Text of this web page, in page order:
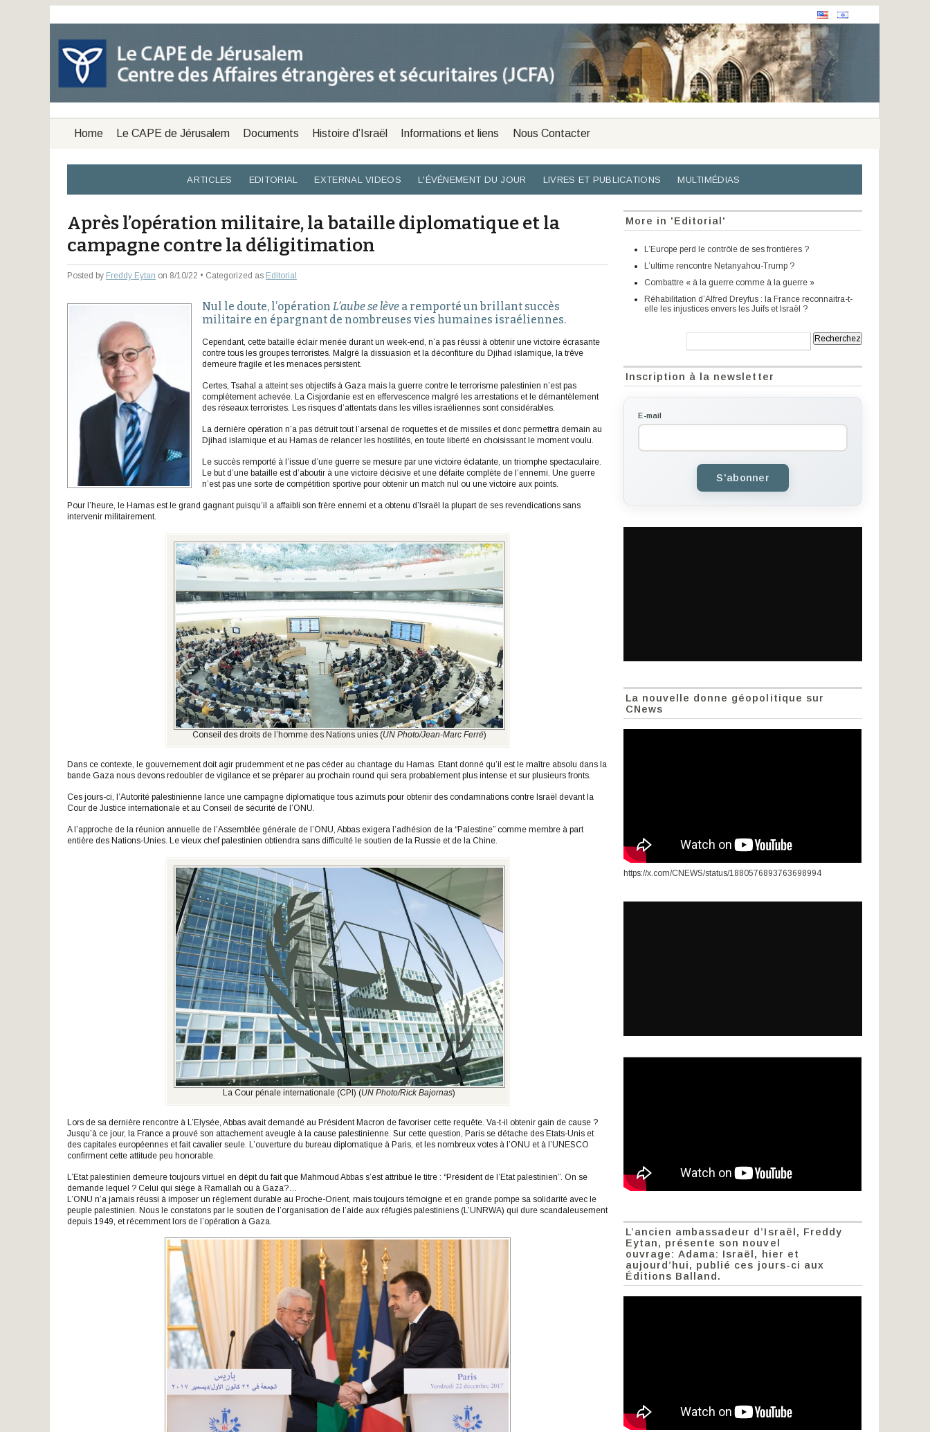
Home Le CAPE de Jérusalem Documents Histoire d’Israël Informations et liens Nous Contacter
ARTICLES EDITORIAL EXTERNAL VIDEOS L'ÉVÉNEMENT DU JOUR LIVRES ET PUBLICATIONS MULTIMÉDIAS
Après l’opération militaire, la bataille diplomatique et la
campagne contre la déligitimation
Posted by Freddy Eytan on 8/10/22 • Categorized as Editorial
Nul le doute, l’opération L’aube se lève a remporté un brillant succès
militaire en épargnant de nombreuses vies humaines israéliennes.
Cependant, cette bataille éclair menée durant un week-end, n’a pas réussi à obtenir une victoire écrasante
contre tous les groupes terroristes. Malgré la dissuasion et la déconfiture du Djihad islamique, la trêve
demeure fragile et les menaces persistent.
Certes, Tsahal a atteint ses objectifs à Gaza mais la guerre contre le terrorisme palestinien n’est pas
complètement achevée. La Cisjordanie est en effervescence malgré les arrestations et le démantèlement
des réseaux terroristes. Les risques d’attentats dans les villes israéliennes sont considérables.
La dernière opération n’a pas détruit tout l’arsenal de roquettes et de missiles et donc permettra demain au
Djihad islamique et au Hamas de relancer les hostilités, en toute liberté en choisissant le moment voulu.
Le succès remporté à l’issue d’une guerre se mesure par une victoire éclatante, un triomphe spectaculaire.
Le but d’une bataille est d’aboutir à une victoire décisive et une défaite complète de l’ennemi. Une guerre
n’est pas une sorte de compétition sportive pour obtenir un match nul ou une victoire aux points.
Pour l’heure, le Hamas est le grand gagnant puisqu’il a affaibli son frère ennemi et a obtenu d’Israël la plupart de ses revendications sans
intervenir militairement.
Conseil des droits de l’homme des Nations unies (UN Photo/Jean-Marc Ferré)
Dans ce contexte, le gouvernement doit agir prudemment et ne pas céder au chantage du Hamas. Etant donné qu’il est le maître absolu dans la
bande Gaza nous devons redoubler de vigilance et se préparer au prochain round qui sera probablement plus intense et sur plusieurs fronts.
Ces jours-ci, l’Autorité palestinienne lance une campagne diplomatique tous azimuts pour obtenir des condamnations contre Israël devant la
Cour de Justice internationale et au Conseil de sécurité de l’ONU.
A l’approche de la réunion annuelle de l’Assemblée générale de l’ONU, Abbas exigera l’adhésion de la “Palestine” comme membre à part
entière des Nations-Unies. Le vieux chef palestinien obtiendra sans difficulté le soutien de la Russie et de la Chine.
La Cour pénale internationale (CPI) (UN Photo/Rick Bajornas)
Lors de sa dernière rencontre à L’Elysée, Abbas avait demandé au Président Macron de favoriser cette requête. Va-t-il obtenir gain de cause ?
Jusqu’à ce jour, la France a prouvé son attachement aveugle à la cause palestinienne. Sur cette question, Paris se détache des Etats-Unis et
des capitales européennes et fait cavalier seule. L’ouverture du bureau diplomatique à Paris, et les nombreux votes à l’ONU et à l’UNESCO
confirment cette attitude peu honorable.
L’Etat palestinien demeure toujours virtuel en dépit du fait que Mahmoud Abbas s’est attribué le titre : “Président de l’Etat palestinien”. On se
demande lequel ? Celui qui siège à Ramallah ou à Gaza?…
L’ONU n’a jamais réussi à imposer un règlement durable au Proche-Orient, mais toujours témoigne et en grande pompe sa solidarité avec le
peuple palestinien. Nous le constatons par le soutien de l’organisation de l’aide aux réfugiés palestiniens (L’UNRWA) qui dure scandaleusement
depuis 1949, et récemment lors de l’opération à Gaza.
More in 'Editorial'
L’Europe perd le contrôle de ses frontières ?
L’ultime rencontre Netanyahou-Trump ?
Combattre « à la guerre comme à la guerre »
Réhabilitation d’Alfred Dreyfus : la France reconnaitra-t-
elle les injustices envers les Juifs et Israël ?
Inscription à la newsletter
E-mail
S'abonner
La nouvelle donne géopolitique sur
CNews
https://x.com/CNEWS/status/1880576893763698994
L’ancien ambassadeur d’Israël, Freddy
Eytan, présente son nouvel
ouvrage: Adama: Israël, hier et
aujourd’hui, publié ces jours-ci aux
Éditions Balland.